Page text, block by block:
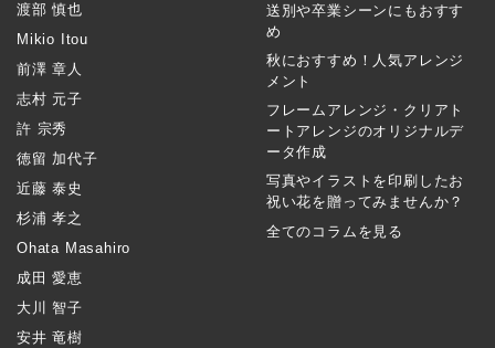
渡部 慎也
Mikio Itou
前澤 章人
志村 元子
許 宗秀
徳留 加代子
近藤 泰史
杉浦 孝之
Ohata Masahiro
成田 愛恵
大川 智子
安井 竜樹
送別や卒業シーンにもおすす
め
秋におすすめ！人気アレンジ
メント
フレームアレンジ・クリアト
ートアレンジのオリジナルデ
ータ作成
写真やイラストを印刷したお
祝い花を贈ってみませんか？
全てのコラムを見る